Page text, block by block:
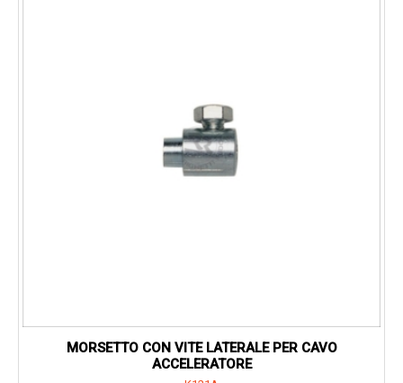
MORSETTO CON VITE LATERALE PER CAVO
ACCELERATORE